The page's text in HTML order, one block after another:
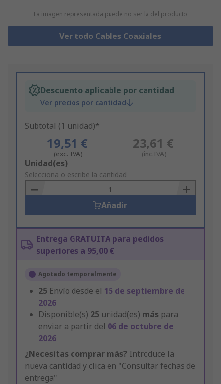
La imagen representada puede no ser la del producto
Ver todo Cables Coaxiales
Descuento aplicable por cantidad
Ver precios por cantidad
Subtotal (1 unidad)*
19,51 €
(exc. IVA)
23,61 €
(inc.IVA)
Add
to
Basket
Unidad(es)
Selecciona o escribe la cantidad
Añadir
Entrega GRATUITA para pedidos
superiores a 95,00 €
Agotado temporalmente
25 Envío desde el 15 de septiembre de
2026
Disponible(s) 25 unidad(es) más para
enviar a partir del 06 de octubre de
2026
¿Necesitas comprar más? Introduce la
nueva cantidad y clica en "Consultar fechas de
entrega"